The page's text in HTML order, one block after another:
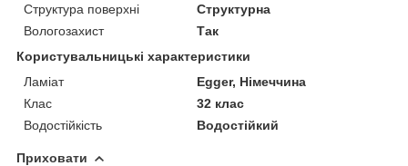
Структура поверхні
Структурна
Вологозахист
Так
Користувальницькі характеристики
Ламіат
Egger, Німеччина
Клас
32 клас
Водостійкість
Водостійкий
Приховати